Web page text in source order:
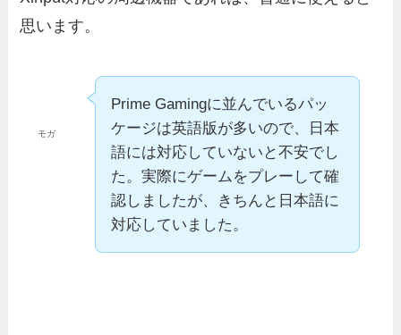
思います。
モガ
Prime Gamingに並んでいるパッ
ケージは英語版が多いので、日本
語には対応していないと不安でし
た。実際にゲームをプレーして確
認しましたが、きちんと日本語に
対応していました。